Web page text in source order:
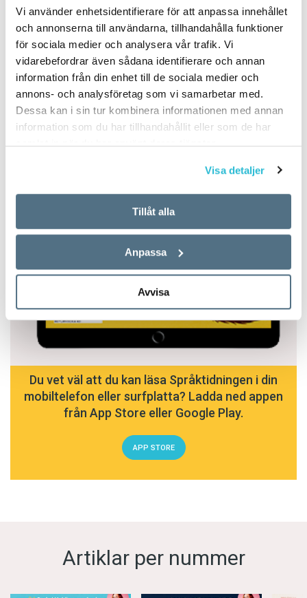
Vi använder enhetsidentifierare för att anpassa innehållet
och annonserna till användarna, tillhandahålla funktioner
för sociala medier och analysera vår trafik. Vi
vidarebefordrar även sådana identifierare och annan
information från din enhet till de sociala medier och
annons- och analysföretag som vi samarbetar med.
Dessa kan i sin tur kombinera informationen med annan
information som du har tillhandahållit eller som de har
samlat in när du har använt deras tjänster.
Visa detaljer
Tillåt alla
Anpassa
Avvisa
Du vet väl att du kan läsa Språktidningen i din
mobiltelefon eller surfplatta? Ladda ned appen
från App Store eller Google Play.
APP STORE
Artiklar per nummer